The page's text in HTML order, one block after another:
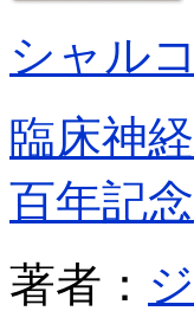
シャル
臨床神
百年記念
著者：